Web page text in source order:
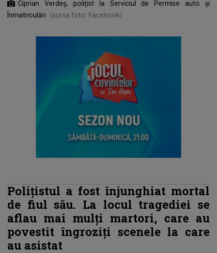
Ciprian Verdeș, poliţist la Serviciul de Permise auto şi
Înmatriculări
(sursa foto: Facebook)
Polițistul a fost înjunghiat mortal
de fiul său. La locul tragediei se
aflau mai mulți martori, care au
povestit îngroziți scenele la care
au asistat